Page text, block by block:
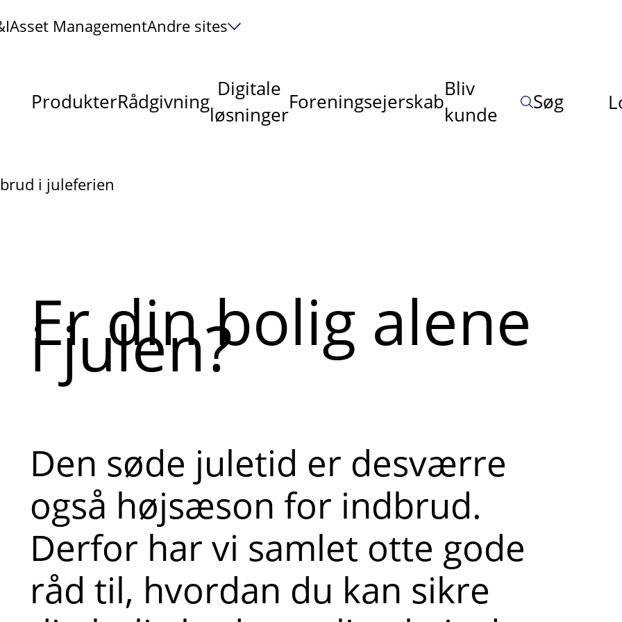
Asset ManagementAndre sites
ProdukterRådgivning
Digitale
løsninger
Foreningsejerskab
Bliv
kunde
Søg
i juleferien
Er din bolig alene
i julen?
Den søde juletid er desværre
også højsæson for indbrud.
Derfor har vi samlet otte gode
råd til, hvordan du kan sikre